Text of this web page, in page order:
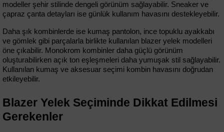
modeller şehir stilinde dengeli görünüm sağlayabilir. Sneaker ve
çapraz çanta detayları ise günlük kullanım havasını destekleyebilir.
Daha şık kombinlerde ise kumaş pantolon, ince topuklu ayakkabı
ve gömlek gibi parçalarla birlikte kullanılan blazer yelek modelleri
öne çıkabilir. Monokrom kombinler daha güçlü görünüm
oluşturabilirken açık ton eşleşmeleri daha yumuşak stil sağlayabilir.
Kullanılan kumaş ve aksesuar seçimi kombin havasını doğrudan
etkileyebilir.
Blazer Yelek Seçiminde Dikkat Edilmesi
Gerekenler